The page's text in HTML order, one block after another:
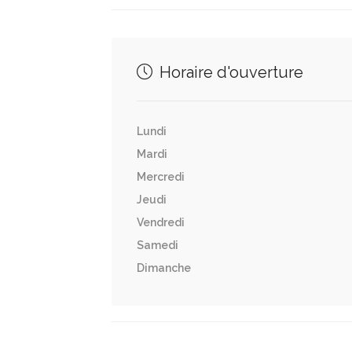
Horaire d'ouverture
Lundi
Mardi
Mercredi
Jeudi
Vendredi
Samedi
Dimanche